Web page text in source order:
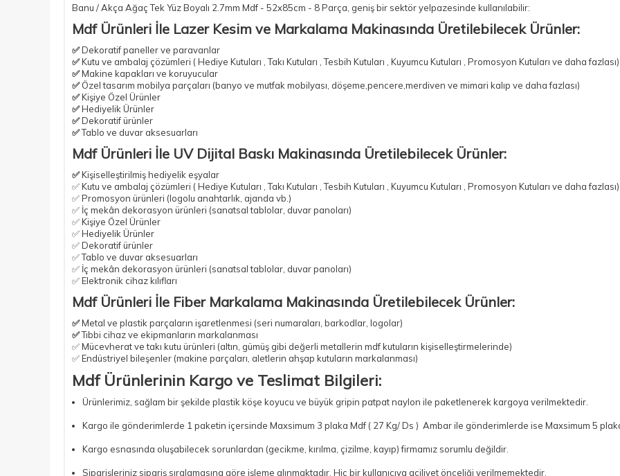
Banu / Akça Ağaç Tek Yüz Boyalı 2.7mm Mdf - 52x85cm - 8 Parça , geniş bir sektör yelpazesinde kullanılabilir:
Mdf Ürünleri İle Lazer Kesim ve Markalama Makinasında Üretilebilecek Ürünler:
✅Dekoratif paneller ve paravanlar
✅Kutu ve ambalaj çözümleri ( Hediye Kutuları , Takı Kutuları , Tesbih Kutuları , Kuyumcu Kutuları , Promosyon Kutuları ve daha
✅Makine kapakları ve koruyucular
✅ Özel tasarım mobilya parçaları (banyo ve mutfak mobilyası, döşeme,pencere,merdiven ve mimari kalıp ve daha fazlası)
✅Kişiye Özel Ürünler
✅Hediyelik Ürünler
✅Dekoratif ürünler
✅Tablo ve duvar aksesuarları
Mdf Ürünleri İle UV Dijital Baskı Makinasında Üretilebilecek Ürünler:
✅Kişiselleştirilmiş hediyelik eşyalar
✅ Kutu ve ambalaj çözümleri ( Hediye Kutuları , Takı Kutuları , Tesbih Kutuları , Kuyumcu Kutuları , Promosyon Kutuları ve daha
✅ Promosyon ürünleri (logolu anahtarlık, ajanda vb.)
✅ İç mekân dekorasyon ürünleri (sanatsal tablolar, duvar panoları)
✅ Kişiye Özel Ürünler
✅ Hediyelik Ürünler
✅ Dekoratif ürünler
✅ Tablo ve duvar aksesuarları
✅ İç mekân dekorasyon ürünleri (sanatsal tablolar, duvar panoları)
✅ Elektronik cihaz kılıfları
Mdf Ürünleri İle Fiber Markalama Makinasında Üretilebilecek Ürünler:
✅Metal ve plastik parçaların işaretlenmesi (seri numaraları, barkodlar, logolar)
✅Tıbbi cihaz ve ekipmanların markalanması
✅ Mücevherat ve takı kutu ürünleri (altın, gümüş gibi değerli metallerin mdf kutuların kişiselleştirmelerinde)
✅ Endüstriyel bileşenler (makine parçaları, aletlerin ahşap kutuların markalanması)
Mdf Ürünlerinin Kargo ve Teslimat Bilgileri:
Ürünlerimiz, sağlam bir şekilde plastik köşe koyucu ve büyük gripin patpat naylon ile paketlenerek kargoya verilmektedir.
Kargo ile gönderimlerde 1 paketin içersinde Maxsimum 3 plaka Mdf ( 27 Kg/ Ds ) Ambar ile gönderimlerde ise Maxsimum 5
Kargo esnasında oluşabilecek sorunlardan (gecikme, kırılma, çizilme, kayıp) firmamız sorumlu değildir.
Siparişleriniz sipariş sıralamasına göre işleme alınmaktadır. Hiç bir kullanıcıya aciliyet önceliği verilmemektedir.